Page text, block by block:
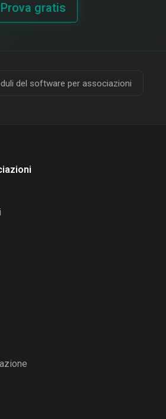
Prova gratis
del software per associazioni